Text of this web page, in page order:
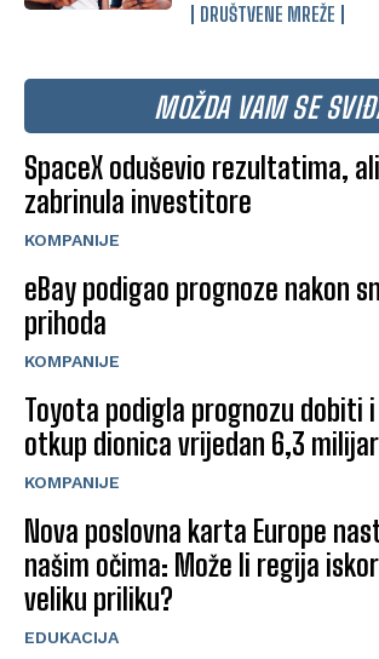
DRUŠTVENE MREŽE
MOŽDA VAM SE
SpaceX oduševio rezultatima,
zabrinula investitore
KOMPANIJE
eBay podigao prognoze nakon
prihoda
KOMPANIJE
Toyota podigla prognozu dobiti
otkup dionica vrijedan 6,3
KOMPANIJE
Nova poslovna karta Europe
našim očima: Može li regija
veliku priliku?
EDUKACIJA